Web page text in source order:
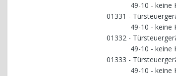
49-10 - keine
01331 -
49-10 - keine
01332 -
49-10 - keine
01333 -
49-10 - keine